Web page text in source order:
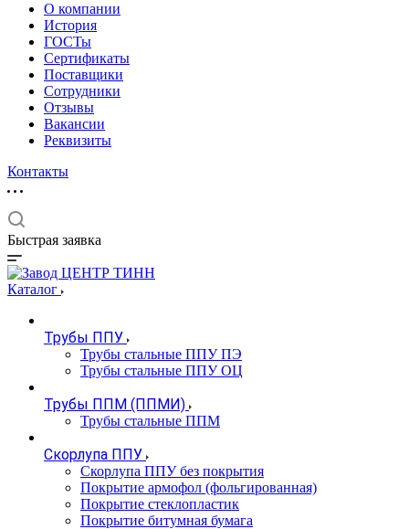
О компании
История
ГОСТы
Сертификаты
Поставщики
Сотрудники
Отзывы
Вакансии
Реквизиты
Контакты
Быстрая заявка
Каталог
Трубы ППУ
Трубы стальные ППУ ПЭ
Трубы стальные ППУ ОЦ
Трубы ППМ (ППМИ)
Трубы стальные ППМ
Скорлупа ППУ
Скорлупа ППУ без покрытия
Покрытие армофол (фольгированная)
Покрытие стеклопластик
Покрытие битумная бумага